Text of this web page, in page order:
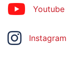
Youtube
Instagram